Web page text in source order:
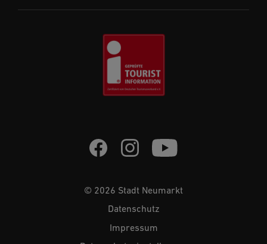
© 2026 Stadt Neumarkt
Datenschutz
Impressum